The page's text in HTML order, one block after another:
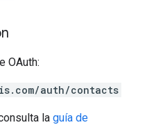
OAuth:
auth/contacts
la guía de